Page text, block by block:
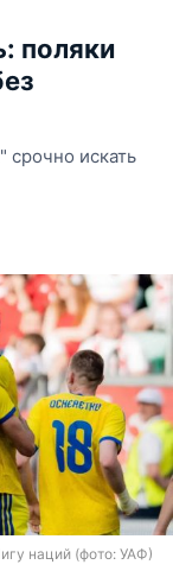
поляки
срочно искать
наций (фото: УАФ)